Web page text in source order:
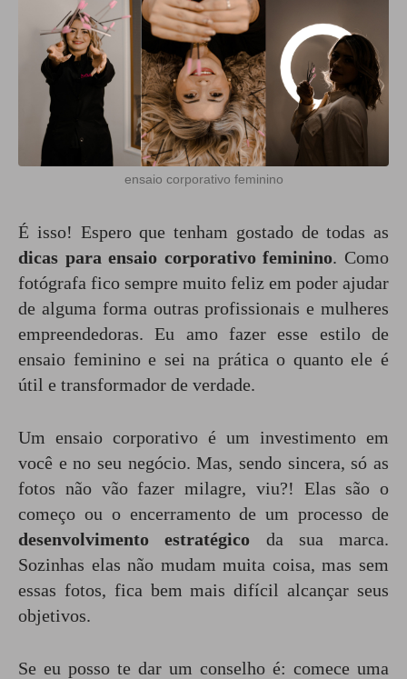
ensaio corporativo feminino
É isso! Espero que tenham gostado de todas as
dicas para ensaio corporativo feminino. Como
fotógrafa fico sempre muito feliz em poder ajudar
de alguma forma outras profissionais e mulheres
empreendedoras. Eu amo fazer esse estilo de
ensaio femininoe sei na prática o quanto ele é
útil e transformador de verdade.
Um ensaio corporativo é um investimento em
você e no seu negócio. Mas, sendo sincera, só as
fotos não vão fazer milagre, viu?! Elas são o
começo ou o encerramento de um processo de
desenvolvimento estratégico da sua marca.
Sozinhas elas não mudam muita coisa, mas sem
essas fotos, fica bem mais difícil alcançar seus
objetivos.
Se eu posso te dar um conselho é: comece uma